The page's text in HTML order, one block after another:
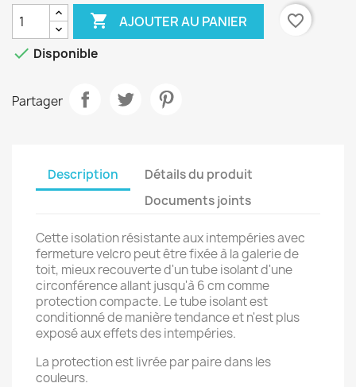
 AJOUTER AU PANIER
favorite_border
 Disponible
Partager
Description
Détails du produit
Documents joints
Cette isolation résistante aux intempéries avec
fermeture velcro peut être fixée à la galerie de
toit, mieux recouverte d'un tube isolant d'une
circonférence allant jusqu'à 6 cm comme
protection compacte. Le tube isolant est
conditionné de manière tendance et n'est plus
exposé aux effets des intempéries.
La protection est livrée par paire dans les
couleurs.